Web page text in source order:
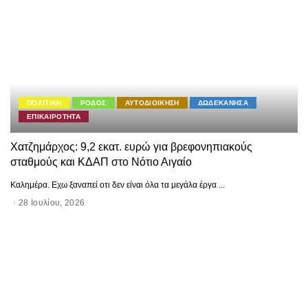
ΠΟΛΙΤΙΚΗ ΡΟΔΟΣ ΑΥΤΟΔΙΟΙΚΗΣΗ
ΔΩΔΕΚΑΝΗΣΑ
ΕΠΙΚΑΙΡΟΤΗΤΑ
Χατζημάρχος: 9,2 εκατ. ευρώ για βρεφονηπιακούς
σταθμούς και ΚΔΑΠ στο Νότιο Αιγαίο
Καλημέρα. Εχω ξαναπεί οτι δεν είναι όλα τα μεγάλα έργα ...
28 Ιουλίου, 2026